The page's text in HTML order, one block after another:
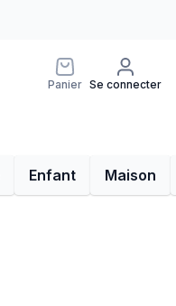
Panier Se connecter
Enfant Maison